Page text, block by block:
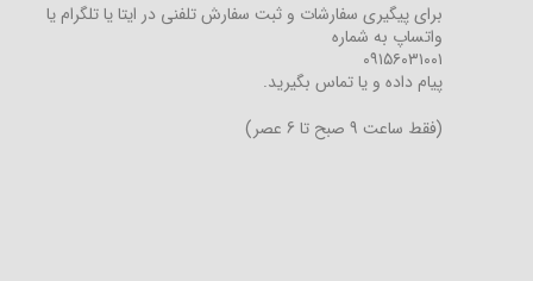
برای پیگیری سفارشات و ثبت سفارش تلفنی در ایتا یا تلگرام یا
واتساپ به شماره
۰۹۱۵۶۰۳۱۰۰۱
پیام داده و یا تماس بگیرید.
(فقط ساعت 9 صبح تا 6 عصر)